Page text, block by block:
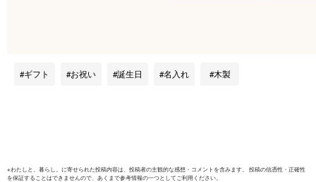
ギフト お祝い 誕生日 名入れ 木製
※わたしと、暮らし。 に寄せられた投稿内容は、投稿者の主観的な感想・コメントを含みます。 投稿の信憑性・正確性
を保証することはできませんので、あくまで参考情報の一つとしてご利用ください。